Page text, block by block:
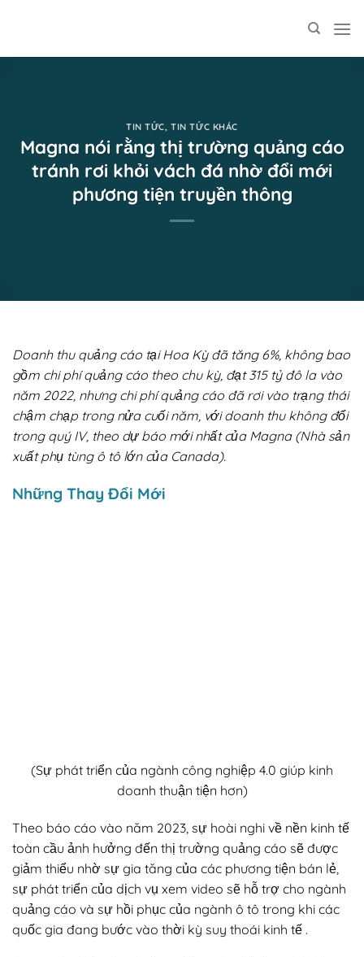
TIN TỨC,TIN TỨC KHÁC
Magna nói rằng thị trường quảng cáo
tránh rơi khỏi vách đá nhờ đổi mới
phương tiện truyền thông
Doanh thu quảng cáo tại Hoa Kỳ đã tăng 6%, không bao
gồm chi phí quảng cáo theo chu kỳ, đạt 315 tỷ đô la vào
năm 2022, nhưng chi phí quảng cáo đã rơi vào trạng thái
chậm chạp trong nửa cuối năm, với doanh thu không đổi
trong quý IV, theo dự báo mới nhất của Magna (Nhà sản
xuất phụ tùng ô tô lớn của Canada).
Những Thay Đổi Mới
(Sự phát triển của ngành công nghiệp 4.0 giúp kinh
doanh thuận tiện hơn)
Theo báo cáo vào năm 2023, sự hoài nghi về nền kinh tế
toàn cầu ảnh hưởng đến thị trường quảng cáo sẽ được
giảm thiểu nhờ sự gia tăng của các phương tiện bán lẻ,
sự phát triển của dịch vụ xem video sẽ hỗ trợ cho ngành
quảng cáo và sự hồi phục của ngành ô tô trong khi các
quốc gia đang bước vào thời kỳ suy thoái kinh tế .